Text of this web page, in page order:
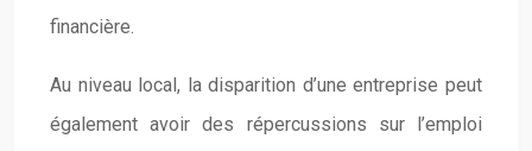
financière.
Au niveau local, la disparition d’une entreprise peut
également avoir des répercussions sur l’emploi